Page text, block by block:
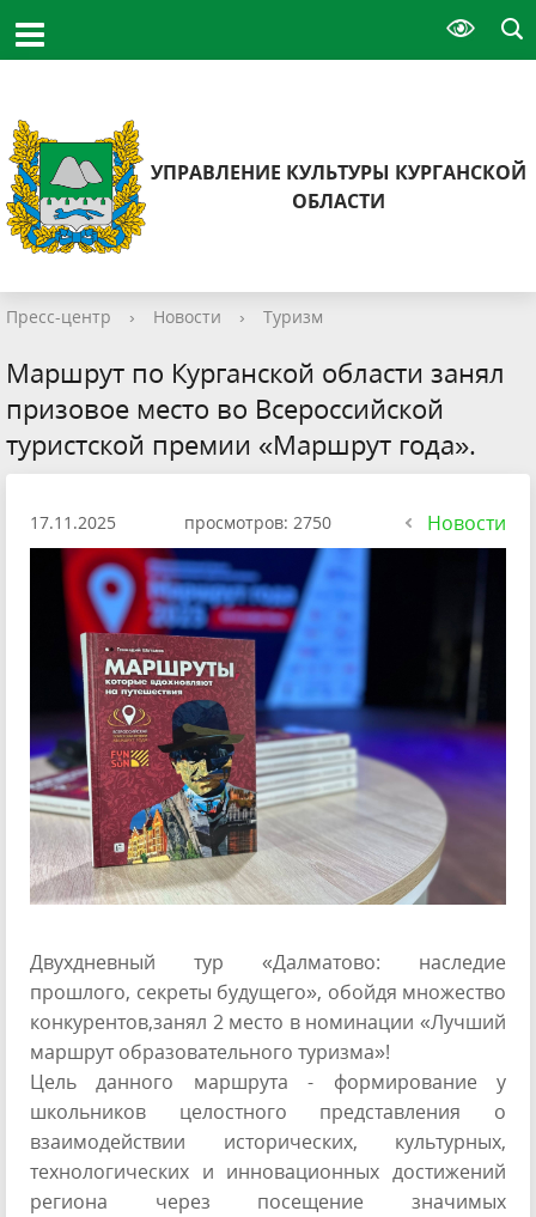
УПРАВЛЕНИЕ КУЛЬТУРЫ КУРГАНСКОЙ
ОБЛАСТИ
Пресс-центр › Новости › Туризм
Маршрут по Курганской области занял
призовое место во Всероссийской
туристской премии «Маршрут года».
17.11.2025 просмотров: 2750 Новости
Двухдневный тур «Далматово: наследие
прошлого, секреты будущего», обойдя множество
конкурентов,занял 2 место в номинации «Лучший
маршрут образовательного туризма»!
Цель данного маршрута - формирование у
школьников целостного представления о
взаимодействии исторических, культурных,
технологических и инновационных достижений
региона через посещение значимых